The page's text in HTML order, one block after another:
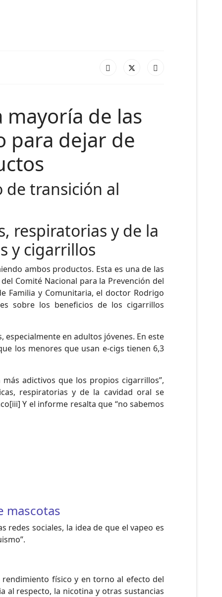
mayoría de las
para dejar de
de transición al
respiratorias y de la
y cigarrillos
ambos productos. Esta es una de las
Comité Nacional para la Prevención del
Familia y Comunitaria, el doctor Rodrigo
sobre los beneficios de los cigarrillos
en adultos jóvenes. En este
los menores que usan e-cigs tienen 6,3
adictivos que los propios cigarrillos”,
respiratorias y de la cavidad oral se
Y el informe resalta que “no sabemos
mascotas
redes sociales, la idea de que el vapeo es
físico y en torno al efecto del
al respecto, la nicotina y otras sustancias